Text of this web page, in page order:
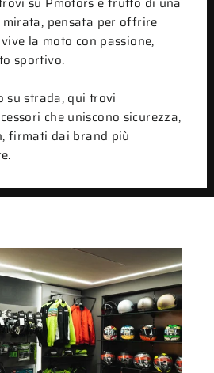
pensata per offrire
la moto con passione,
sportivo.
su strada, qui trovi
che uniscono sicurezza,
firmati dai brand più